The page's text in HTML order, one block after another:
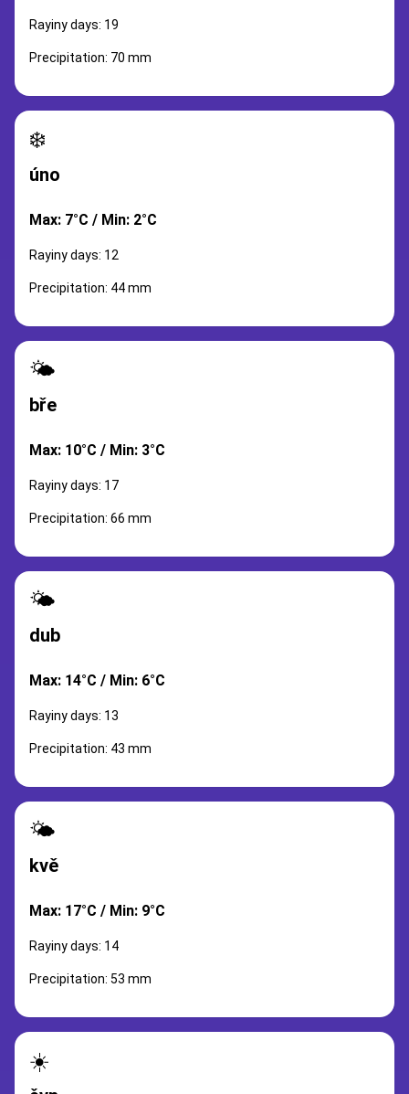
Rayiny days: 19
Precipitation: 70 mm
❄️
úno
Max: 7°C / Min: 2°C
Rayiny days: 12
Precipitation: 44 mm
🌤️
bře
Max: 10°C / Min: 3°C
Rayiny days: 17
Precipitation: 66 mm
🌤️
dub
Max: 14°C / Min: 6°C
Rayiny days: 13
Precipitation: 43 mm
🌤️
kvě
Max: 17°C / Min: 9°C
Rayiny days: 14
Precipitation: 53 mm
☀️